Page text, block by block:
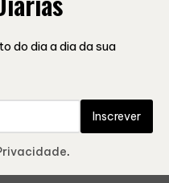
do dia a dia da sua
Inscrever
.